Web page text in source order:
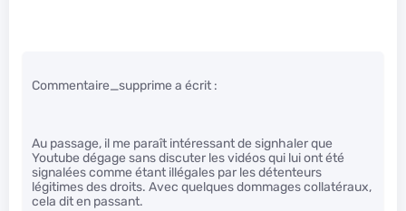
Commentaire_supprime a écrit :
Au passage, il me paraît intéressant de signhaler que
Youtube dégage sans discuter les vidéos qui lui ont été
signalées comme étant illégales par les détenteurs
légitimes des droits. Avec quelques dommages collatéraux,
cela dit en passant.